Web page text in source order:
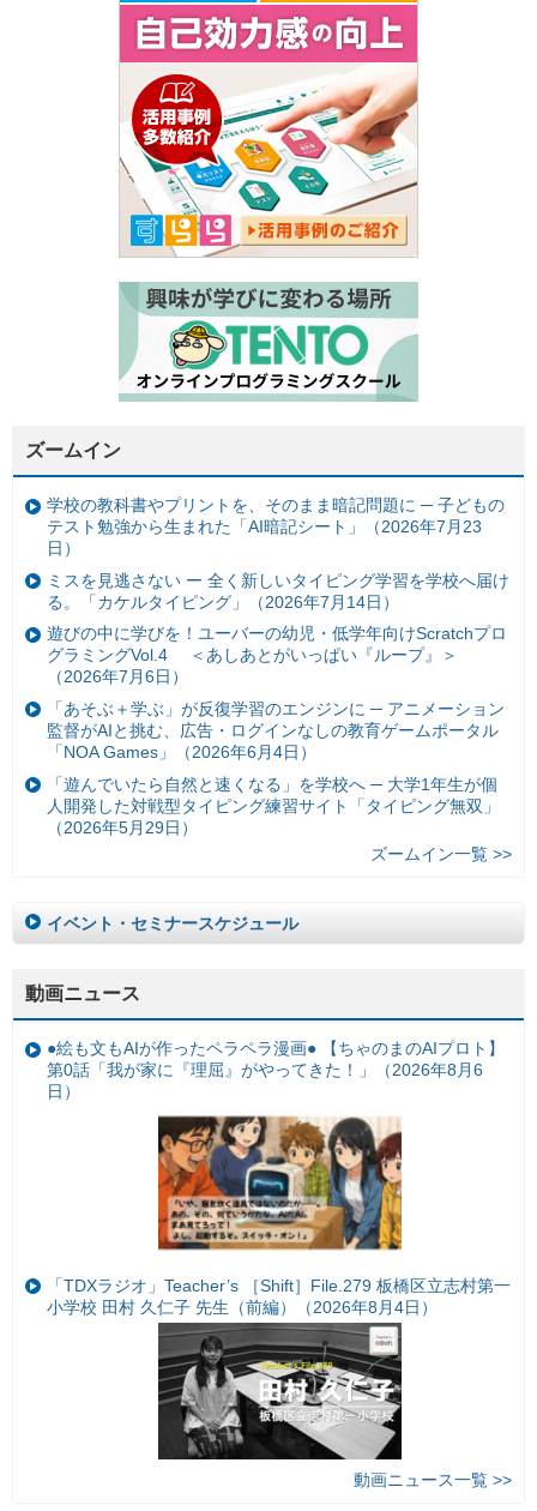
ズームイン
学校の教科書やプリントを、そのまま暗記問題に ─ 子どもの
テスト勉強から生まれた「AI暗記シート」（2026年7月23
日）
ミスを見逃さない ー 全く新しいタイピング学習を学校へ届け
る。「カケルタイピング」（2026年7月14日）
遊びの中に学びを！ユーバーの幼児・低学年向けScratchプロ
グラミングVol.4 ＜あしあとがいっぱい『ループ』＞
（2026年7月6日）
「あそぶ＋学ぶ」が反復学習のエンジンに ─ アニメーション
監督がAIと挑む、広告・ログインなしの教育ゲームポータル
「NOA Games」（2026年6月4日）
「遊んでいたら自然と速くなる」を学校へ ─ 大学1年生が個
人開発した対戦型タイピング練習サイト「タイピング無双」
（2026年5月29日）
ズームイン一覧 >>
イベント・セミナースケジュール
動画ニュース
●絵も文もAIが作ったペラペラ漫画● 【ちゃのまのAIプロト】
第0話「我が家に『理屈』がやってきた！」（2026年8月6
日）
「TDXラジオ」Teacher’s ［Shift］File.279 板橋区立志村第一
小学校 田村 久仁子 先生（前編）（2026年8月4日）
動画ニュース一覧 >>